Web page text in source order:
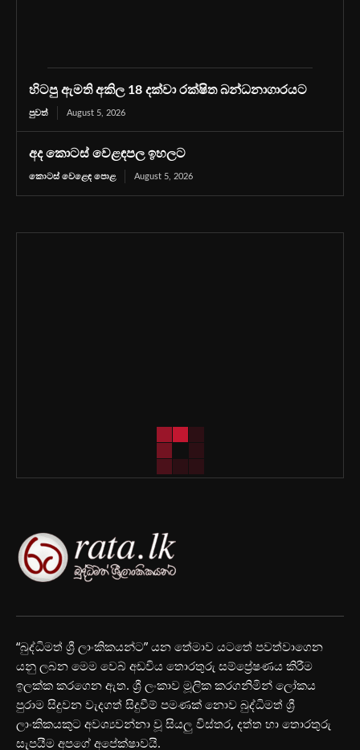
හිටපු ඇමති අකිල 18 දක්වා රක්ෂිත බන්ධනාගාරයට
පුවත් August 5, 2026
අද කොටස් වෙළඳපල ඉහලට
කොටස් වෙළෙඳ පොළ August 5, 2026
“බුද්ධිමත් ශ්‍රී ලාංකිකයන්ට” යන තේමාව යටතේ පවත්වාගෙන
යනු ලබන මෙම වෙබ් අඩවිය තොරතුරු සම්ප්‍රේෂණය කිරීම
ඉලක්ක කරගෙන ඇත. ශ්‍රී ලංකාව මූලික කරගනිමින් ලෝකය
පුරාම සිදුවන වැදගත් සිදුවීම් පමණක් නොව බුද්ධිමත් ශ්‍රී
ලාංකිකයකුට අවශ්‍යවන්නා වූ සියලු විස්තර, දත්ත හා තොරතුරු
සැපයීම අපගේ අපේක්ෂාවයි.